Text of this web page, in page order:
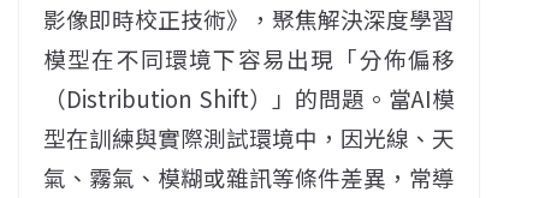
影像即時校正技術》，聚焦解決深度學習
模型在不同環境下容易出現「分佈偏移
（Distribution Shift）」的問題。當AI模
型在訓練與實際測試環境中，因光線、天
氣、霧氣、模糊或雜訊等條件差異，常導